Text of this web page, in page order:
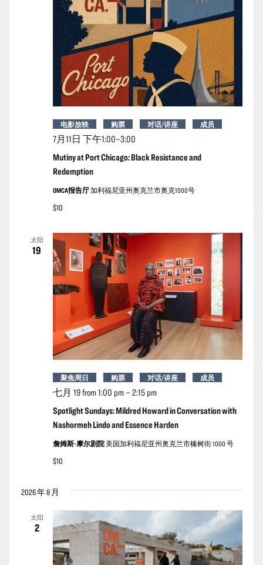
Mutiny at Port Chicago: Black Resistance and
Redemption
7月11日 下午1:00–3:00
电影放映 购票 对话/讲座 成员
OMCA报告厅加利福尼亚州奥克兰市奥克1000号
$10
太阳
19
Spotlight Sundays: Mildred Howard in Conversation with
Nashormeh Lindo and Essence Harden
七月 19 from 1:00 pm– 2:15 pm
聚焦周日 购票 对话/讲座 成员
詹姆斯-摩尔剧院美国加利福尼亚州奥克兰市橡树街 1000 号
$10
2026 年 8 月
太阳
2